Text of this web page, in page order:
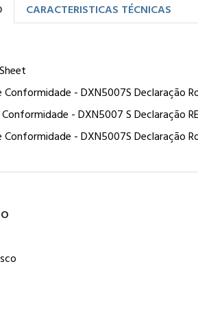
CARACTERISTICAS TÉCNICAS
- DXN5007S Declaração
- DXN5007 S Declaração
- DXN5007S Declaração